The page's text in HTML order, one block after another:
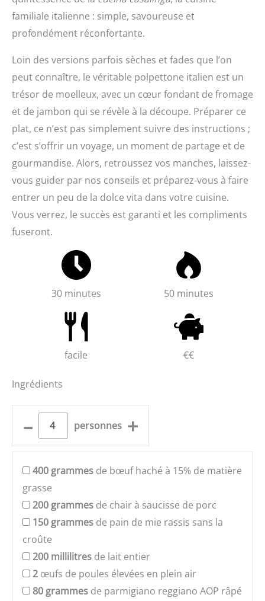
familiale italienne : simple, savoureuse et
profondément réconfortante.
Loin des versions parfois sèches et fades que l’on
peut connaître, le véritable polpettone italien est un
trésor de moelleux, avec un cœur fondant de fromage
et de jambon qui se révèle à la découpe. Préparer ce
plat, ce n’est pas simplement suivre des instructions ;
c’est s’offrir un voyage, un moment de partage et de
gourmandise. Alors, retroussez vos manches, laissez-
vous guider par nos conseils et préparez-vous à faire
entrer un peu de la dolce vita dans votre cuisine.
Vous verrez, le succès est garanti et les compliments
fuseront.
30 minutes 50 minutes
facile €€
Ingrédients
– personnes +
400 grammes de bœuf haché à 15% de matière
grasse
200 grammes de chair à saucisse de porc
150 grammes de pain de mie rassis sans la
croûte
200 millilitres de lait entier
2 œufs de poules élevées en plein air
80 grammes de parmigiano reggiano AOP râpé